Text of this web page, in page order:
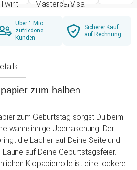
Über 1 Mio.
zufriedene
Kunden
Sicherer Kauf
auf Rechnung
zum halben
zum Geburtstag sorgst Du beim
wahnsinnige Überraschung. Der
die Lacher auf Deine Seite und
auf Deine Geburtstagsfeier.
Klopapierrolle ist eine lockere